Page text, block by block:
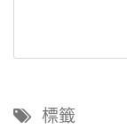
標籤